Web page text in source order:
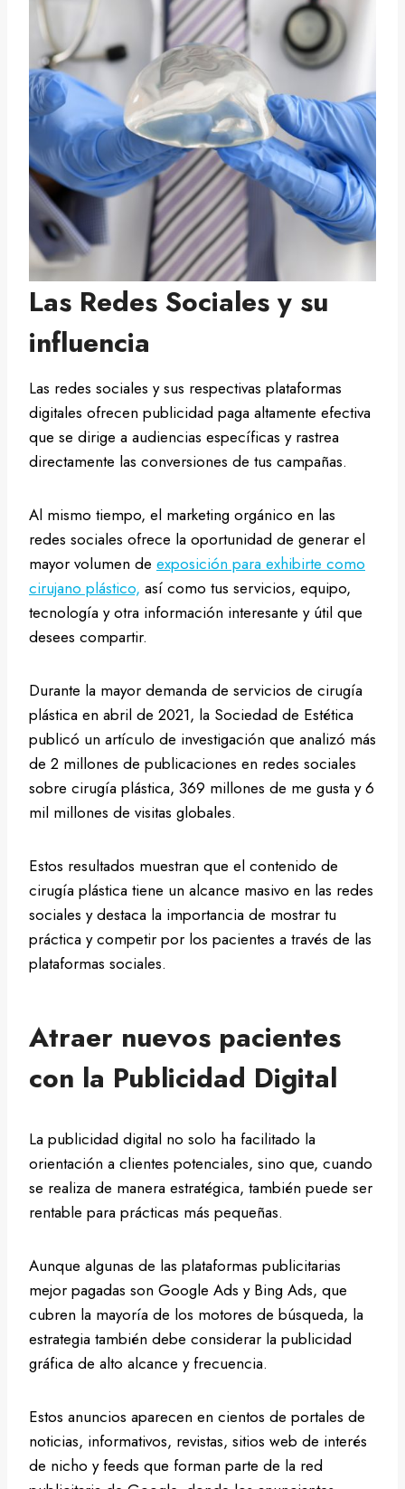
Las Redes Sociales y su
influencia
Las redes sociales y sus respectivas plataformas
digitales ofrecen publicidad paga altamente efectiva
que se dirige a audiencias específicas y rastrea
directamente las conversiones de tus campañas.
Al mismo tiempo, el marketing orgánico en las
redes sociales ofrece la oportunidad de generar el
mayor volumen de exposición para exhibirte como
cirujano plástico, así como tus servicios, equipo,
tecnología y otra información interesante y útil que
desees compartir.
Durante la mayor demanda de servicios de cirugía
plástica en abril de 2021, la Sociedad de Estética
publicó un artículo de investigación que analizó más
de 2 millones de publicaciones en redes sociales
sobre cirugía plástica, 369 millones de me gusta y 6
mil millones de visitas globales.
Estos resultados muestran que el contenido de
cirugía plástica tiene un alcance masivo en las redes
sociales y destaca la importancia de mostrar tu
práctica y competir por los pacientes a través de las
plataformas sociales.
Atraer nuevos pacientes
con la Publicidad Digital
La publicidad digital no solo ha facilitado la
orientación a clientes potenciales, sino que, cuando
se realiza de manera estratégica, también puede ser
rentable para prácticas más pequeñas.
Aunque algunas de las plataformas publicitarias
mejor pagadas son Google Ads y Bing Ads, que
cubren la mayoría de los motores de búsqueda, la
estrategia también debe considerar la publicidad
gráfica de alto alcance y frecuencia.
Estos anuncios aparecen en cientos de portales de
noticias, informativos, revistas, sitios web de interés
de nicho y feeds que forman parte de la red